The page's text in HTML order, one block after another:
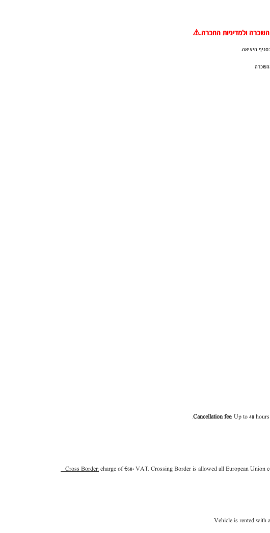
ולמדיניות החברה.⚠️
היציאה.
Cancellation fee: Up to 48
Cross Border: charge of €60+ VAT, Crossing Border is allowed all European Union
Vehicle is rented with